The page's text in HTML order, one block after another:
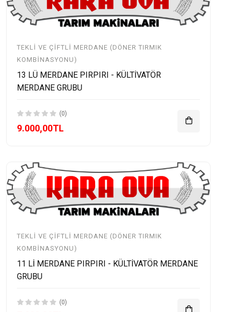
TEKLI VE ÇIFTLI MERDANE (DÖNER TIRMIK
KOMBINASYONU)
13 LÜ MERDANE PIRPIRI - KÜLTİVATÖR
MERDANE GRUBU
(0)
9.000,00TL
TEKLI VE ÇIFTLI MERDANE (DÖNER TIRMIK
KOMBINASYONU)
11 Lİ MERDANE PIRPIRI - KÜLTİVATÖR MERDANE
GRUBU
(0)